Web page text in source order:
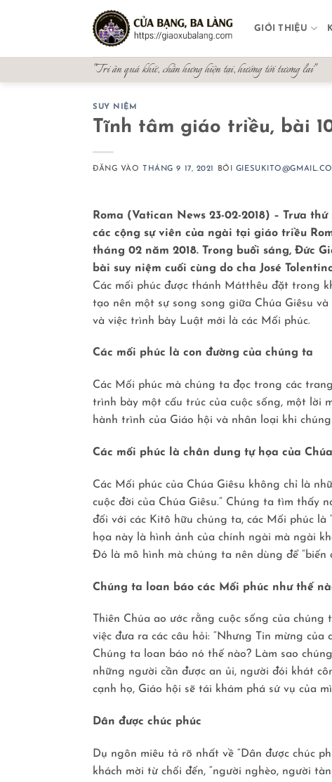
dung
GIỚI THIỆU
"Tri ân quá khứ, chấn hưng hiện tại, hướng tới tương lai"
SUY NIỆM
Tĩnh tâm giáo triều, bài
ĐĂNG VÀO THÁNG 9 17, 2021 BỞI
Roma (Vatican News 23-02-2018) – Trưa
các cộng sự viên của ngài tại giáo triều
tháng 02 năm 2018. Trong buổi sáng, Ðức
bài suy niệm cuối cùng do cha José
Các mối phúc được thánh Mátthêu đặt trong
tạo nên một sự song song giữa Chúa Giêsu
và việc trình bày Luật mới là các Mối phúc.
Các mối phúc là con đường của chúng ta
Các Mối phúc mà chúng ta đọc trong các
trình bày một cấu trúc của cuộc sống, một lời
hành trình của Giáo hội và nhân loại khi
Các mối phúc là chân dung tự họa của
Các Mối phúc của Chúa Giêsu không chỉ là
cuộc đời của Chúa Giêsu.” Chúng ta tìm thấy
đối với các Kitô hữu chúng ta, các Mối phúc
họa này là hình ảnh của chính ngài mà ngài
Ðó là mô hình mà chúng ta nên dùng để “biến
Chúng ta loan báo các Mối phúc như thế
Thiên Chúa ao ước rằng cuộc sống của
việc đưa ra các câu hỏi: “Nhưng Tin mừng
Chúng ta loan báo nó thế nào? Làm sao
những người cần được an ủi, người đói khát
cạnh họ, Giáo hội sẽ tái khám phá sứ vụ của
Dân được chúc phúc
Dụ ngôn miêu tả rõ nhất về “Dân được chúc
khách mời từ chối đến, “người nghèo, người